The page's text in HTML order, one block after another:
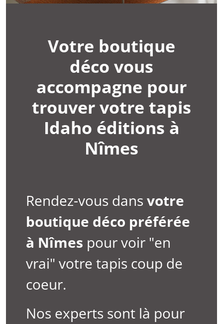
Votre boutique
déco vous
accompagne pour
trouver votre tapis
Idaho éditions à
Nîmes
Rendez-vous dans votre
boutique déco préférée
à Nîmes pour voir "en
vrai" votre tapis coup de
coeur.
Nos experts sont là pour